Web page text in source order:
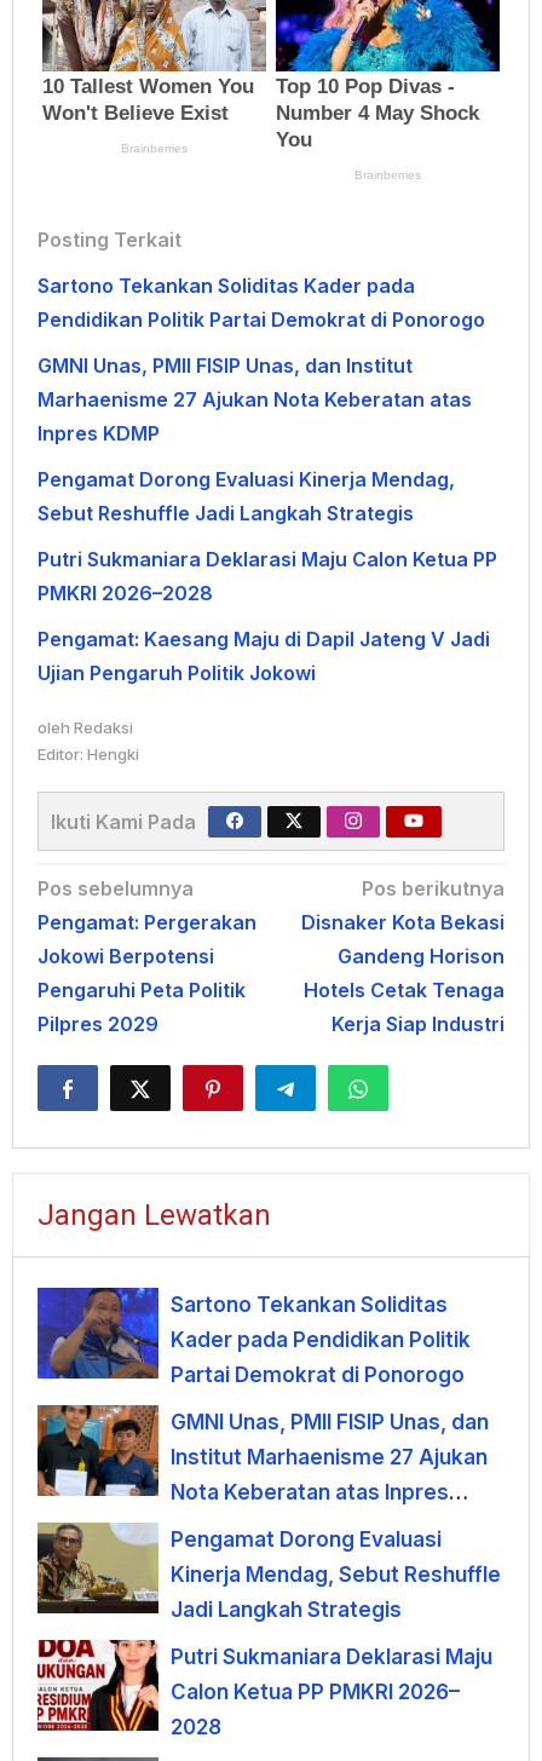
Posting Terkait
Sartono Tekankan Soliditas Kader pada
Pendidikan Politik Partai Demokrat di Ponorogo
GMNI Unas, PMII FISIP Unas, dan Institut
Marhaenisme 27 Ajukan Nota Keberatan atas
Inpres KDMP
Pengamat Dorong Evaluasi Kinerja Mendag,
Sebut Reshuffle Jadi Langkah Strategis
Putri Sukmaniara Deklarasi Maju Calon Ketua PP
PMKRI 2026–2028
Pengamat: Kaesang Maju di Dapil Jateng V Jadi
Ujian Pengaruh Politik Jokowi
oleh Redaksi
Editor: Hengki
Ikuti Kami Pada
Navigasi
pos
Pos sebelumnya
Pengamat: Pergerakan
Jokowi Berpotensi
Pengaruhi Peta Politik
Pilpres 2029
Pos berikutnya
Disnaker Kota Bekasi
Gandeng Horison
Hotels Cetak Tenaga
Kerja Siap Industri
Jangan Lewatkan
Sartono Tekankan Soliditas
Kader pada Pendidikan Politik
Partai Demokrat di Ponorogo
GMNI Unas, PMII FISIP Unas, dan
Institut Marhaenisme 27 Ajukan
Nota Keberatan atas Inpres
KDMP
Pengamat Dorong Evaluasi
Kinerja Mendag, Sebut Reshuffle
Jadi Langkah Strategis
Putri Sukmaniara Deklarasi Maju
Calon Ketua PP PMKRI 2026–
2028